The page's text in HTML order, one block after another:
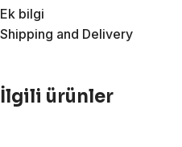
Ek bilgi
Shipping and Delivery
İlgili ürünler